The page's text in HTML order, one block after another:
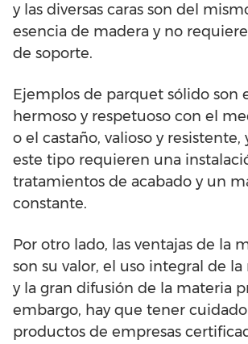
y las diversas caras son del
esencia de madera y no
de soporte.
Ejemplos de parquet sólido son
hermoso y respetuoso con el
o el castaño, valioso y resistente,
este tipo requieren una
tratamientos de acabado y un
constante.
Por otro lado, las ventajas de la
son su valor, el uso integral de
y la gran difusión de la materia
embargo, hay que tener
productos de empresas